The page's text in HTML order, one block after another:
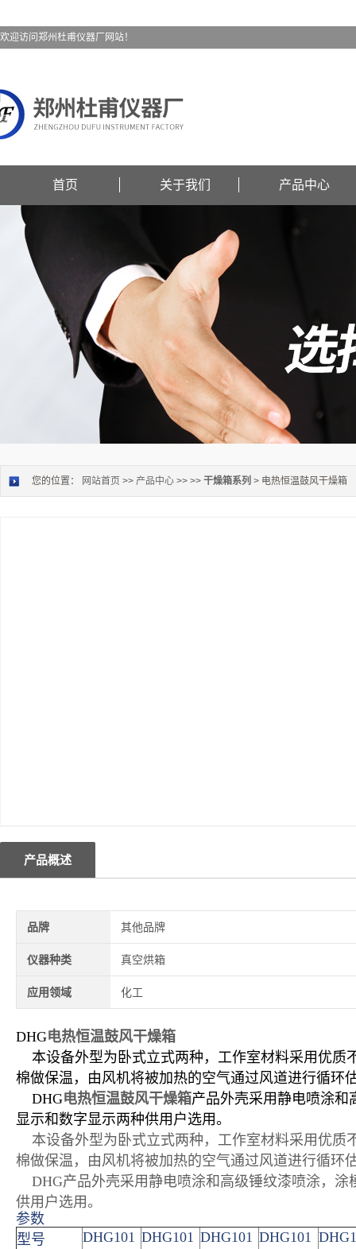
欢迎访问郑州杜甫仪器厂网站！
首页 关于我们 产品中心
您的位置： 网站首页 >> 产品中心 >> >> 干燥箱系列 > 电热恒温鼓风干燥箱
产品概述
品牌 其他品牌
仪器种类 真空烘箱
应用领域 化工
DHG电热恒温鼓风干燥箱
本设备外型为卧式立式两种，工作室材料采用优质
棉做保温，由风机将被加热的空气通过风道进行循环
DHG电热恒温鼓风干燥箱产品外壳采用静电喷涂和
显示和数字显示两种供用户选用。
本设备外型为卧式立式两种，工作室材料采用优质
棉做保温，由风机将被加热的空气通过风道进行循环
DHG产品外壳采用静电喷涂和高级锤纹漆喷涂，
供用户选用。
参数
型号
DHG101 DHG101 DHG101 DHG101